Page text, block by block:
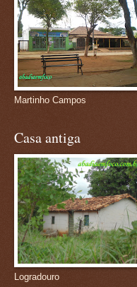
Martinho Campos
Casa antiga
Logradouro